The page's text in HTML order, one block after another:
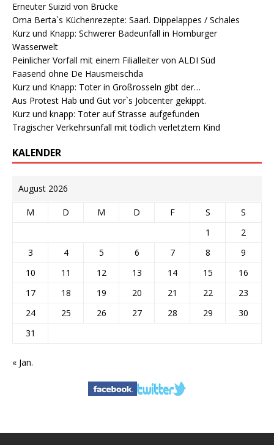
Erneuter Suizid von Brücke
Oma Berta`s Küchenrezepte: Saarl. Dippelappes / Schales
Kurz und Knapp: Schwerer Badeunfall in Homburger
Wasserwelt
Peinlicher Vorfall mit einem Filialleiter von ALDI Süd
Faasend ohne De Hausmeischda
Kurz und Knapp: Toter in Großrosseln gibt der…
Aus Protest Hab und Gut vor`s Jobcenter gekippt.
Kurz und knapp: Toter auf Strasse aufgefunden
Tragischer Verkehrsunfall mit tödlich verletztem Kind
KALENDER
August 2026
M D M D F S
S
1
2
3
4 5 6 7 8
9
10
11 12 13 14 15
16
17
18 19 20 21 22
23
24
25 26 27 28 29
30
31
« Jan.